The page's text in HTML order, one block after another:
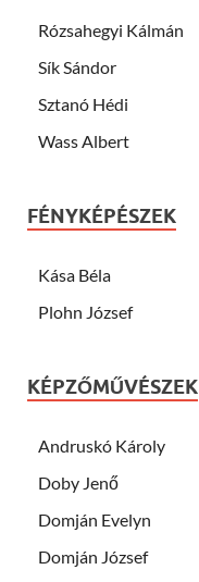
Rózsahegyi Kálmán
Sík Sándor
Sztanó Hédi
Wass Albert
FÉNYKÉPÉSZEK
Kása Béla
Plohn József
KÉPZŐMŰVÉSZEK
Andruskó Károly
Doby Jenő
Domján Evelyn
Domján József